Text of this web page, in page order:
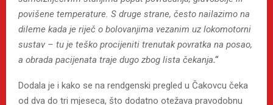
povišene temperature. S druge strane, često nailazimo na
dileme kada je riječ o bolovanjima vezanim uz lokomotorni
sustav – tu je teško procijeniti trenutak povratka na posao,
a obrada pacijenata traje dugo zbog lista čekanja.“
Dodala je i kako se na rendgenski pregled u Čakovcu čeka
od dva do tri mjeseca, što dodatno otežava pravodobnu